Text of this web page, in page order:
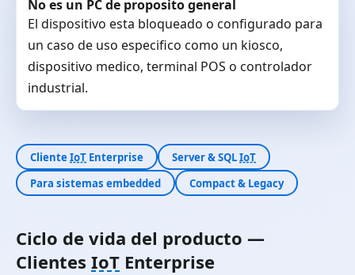
No es un PC de proposito general
El dispositivo esta bloqueado o configurado para
un caso de uso especifico como un kiosco,
dispositivo medico, terminal POS o controlador
industrial.
ClienteIoT Enterprise Server & SQLIoT
Para sistemas embedded
Compact & Legacy
Ciclo de vida del producto —
Clientes IoT Enterprise